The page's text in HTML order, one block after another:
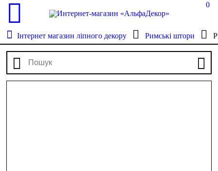
0
Інтернет магазин ліпного декору Римські штори